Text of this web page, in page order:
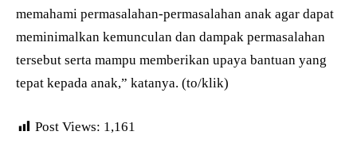
memahami permasalahan-permasalahan anak agar dapat
meminimalkan kemunculan dan dampak permasalahan
tersebut serta mampu memberikan upaya bantuan yang
tepat kepada anak,” katanya. (to/klik)
Post Views: 1,161